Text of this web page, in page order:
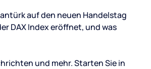
auf den neuen Handelstag
DAX Index eröffnet, und was
und mehr. Starten Sie in